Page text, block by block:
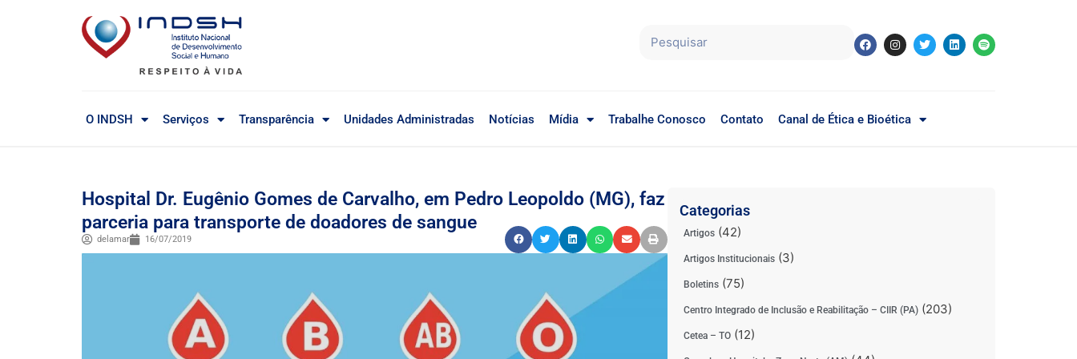
O INDSH Serviços Transparência Unidades Administradas Notícias Mídia Trabalhe Conosco Contato Canal de Ética e Bioética
Hospital Dr. Eugênio Gomes de Carvalho, em Pedro Leopoldo (MG), faz
parceria para transporte de doadores de sangue
delamar 16/07/2019
Categorias
Artigos(42)
Artigos Institucionais(3)
Boletins(75)
Centro Integrado de Inclusão e Reabilitação – CIIR (PA)(203)
Cetea – TO(12)